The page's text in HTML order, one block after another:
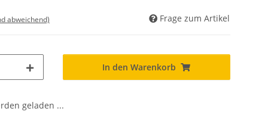
abweichend) Frage zum Artikel
In den Warenkorb
geladen ...